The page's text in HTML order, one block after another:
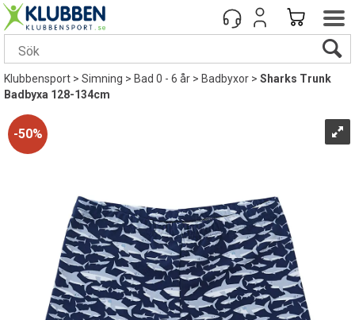
Klubbensport>Simning>Bad 0 - 6 år>Badbyxor>Sharks Trunk
Badbyxa 128-134cm
50%